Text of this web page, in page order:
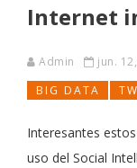
Internet
Admin jun.
BIG DATA
Interesantes
uso del Social